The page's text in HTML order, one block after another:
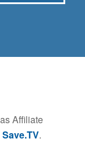
Affiliate
Save.TV.